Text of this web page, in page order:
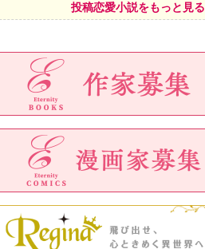
投稿恋愛小説をもっと見る